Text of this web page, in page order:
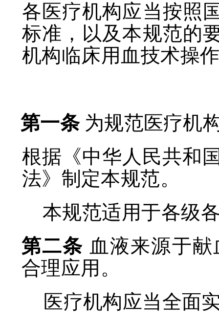
各医疗机构应当按照
标准，以及本规范的
机构临床用血技术操
第一条 为规范医疗机
根据《中华人民共和
法》制定本规范。
本规范适用于各级
第二条 血液来源于
合理应用。
医疗机构应当全面